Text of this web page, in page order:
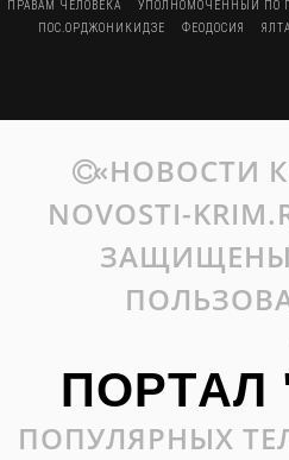
ПРАВАМ ЧЕЛОВЕКА
УПОЛНОМОЧЕННЫЙ ПО
ПОС.ОРДЖОНИКИДЗЕ
ФЕОДОСИЯ ЯЛТА
«НОВОСТИ
NOVOSTI-
ПОРТАЛ
ПОПУЛЯРНЫХ